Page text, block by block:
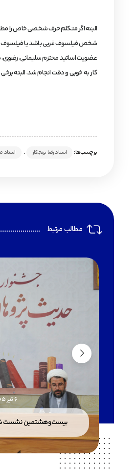
البته اگر متکلم حرف شخصی خاص را
شخص فیلسوف غربی باشد یا فیلسوف
عضویت اساتید محترم سلیمانی، رضوی،
کار به خوبی و دقت انجام شد، البته
برچسب‌ها: استاد رضا برنجکار , استاد
مطالب مرتبط
6 تیر 1405
بیست‌وهشتمین نشست